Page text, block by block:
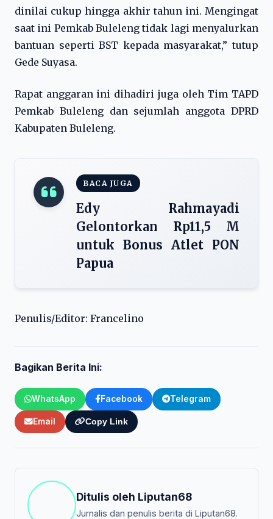
dinilai cukup hingga akhir tahun ini. Mengingat
saat ini Pemkab Buleleng tidak lagi menyalurkan
bantuan seperti BST kepada masyarakat,” tutup
Gede Suyasa.
Rapat anggaran ini dihadiri juga oleh Tim TAPD
Pemkab Buleleng dan sejumlah anggota DPRD
Kabupaten Buleleng.
BACA JUGA
Edy Rahmayadi
Gelontorkan Rp11,5 M
untuk Bonus Atlet PON
Papua
Penulis/Editor: Francelino
Bagikan Berita Ini:
WhatsApp Facebook Telegram
Email Copy Link
Ditulis oleh Liputan68
Jurnalis dan penulis berita di Liputan68.